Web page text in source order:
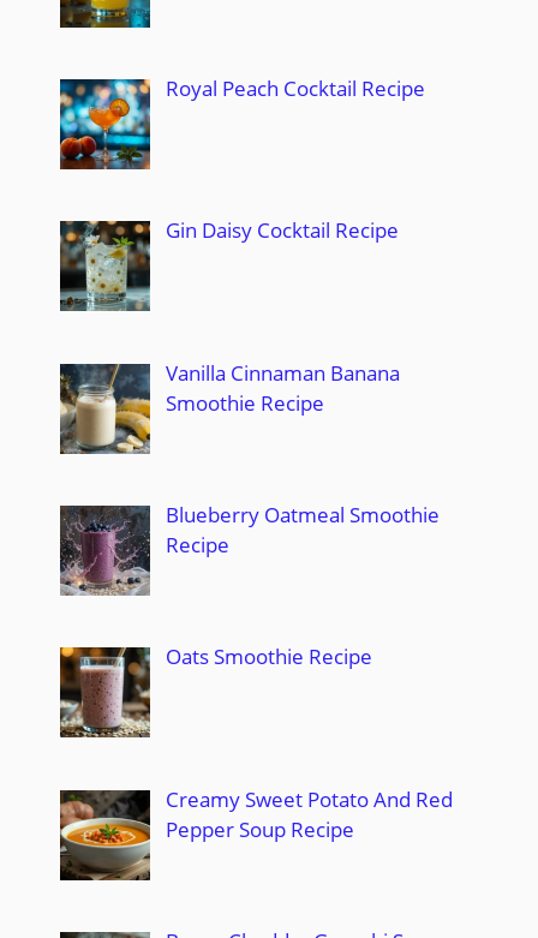
Royal Peach Cocktail Recipe
Gin Daisy Cocktail Recipe
Vanilla Cinnaman Banana
Smoothie Recipe
Blueberry Oatmeal Smoothie
Recipe
Oats Smoothie Recipe
Creamy Sweet Potato And Red
Pepper Soup Recipe